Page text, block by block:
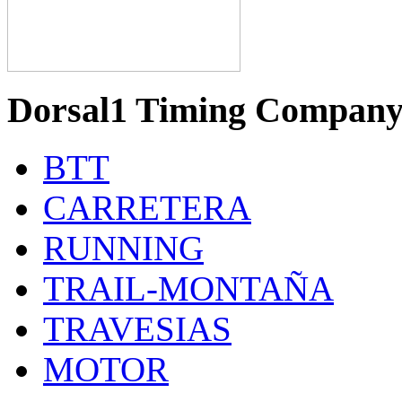
Dorsal1 Timing
BTT
CARRETERA
RUNNING
TRAIL-MONTAÑA
TRAVESIAS
MOTOR